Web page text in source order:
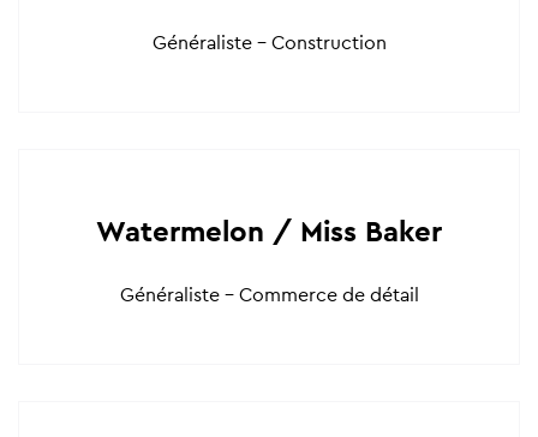
Généraliste - Construction
Watermelon / Miss Baker
Généraliste - Commerce de détail